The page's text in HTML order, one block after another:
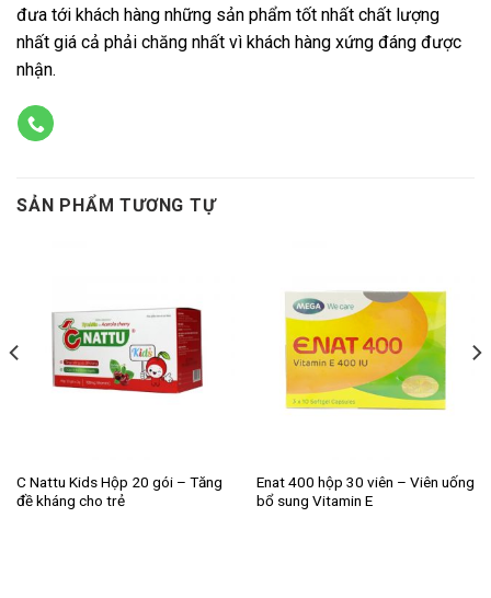
đưa tới khách hàng những sản phẩm tốt nhất chất lượng
nhất giá cả phải chăng nhất vì khách hàng xứng đáng được
nhận.
SẢN PHẨM TƯƠNG TỰ
C Nattu Kids Hộp 20 gói – Tăng
đề kháng cho trẻ
Enat 400 hộp 30 viên – Viên uống
bổ sung Vitamin E